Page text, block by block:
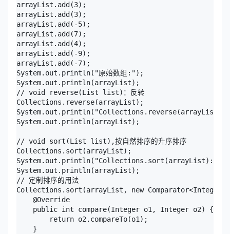
arrayList.add(3);
arrayList.add(3);
arrayList.add(-5);
arrayList.add(7);
arrayList.add(4);
arrayList.add(-9);
arrayList.add(-7);
System.out.println("原始数组:");
System.out.println(arrayList);
// void reverse(List list)：反转
Collections.reverse(arrayList);
System.out.println(arrayList);
// void sort(List list),按自然排序的升序排序
Collections.sort(arrayList);
System.out.println("Collections.sort(arrayList):");
System.out.println(arrayList);
// 定制排序的用法
Collections.sort(arrayList, new
    @Override
    public int compare(Integer o1, Integer o2) {
        return o2.compareTo(o1);
    }